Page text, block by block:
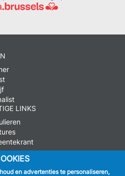
LINKS
en advertenties te personaliseren,